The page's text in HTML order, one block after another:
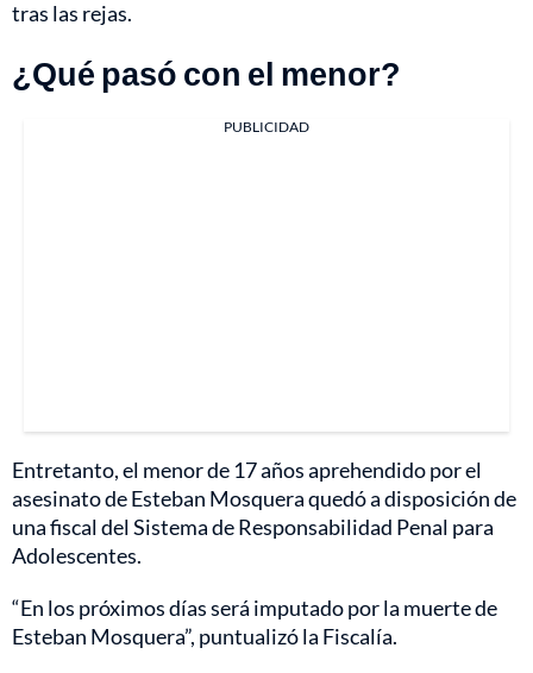
tras las rejas.
¿Qué pasó con el menor?
PUBLICIDAD
Entretanto, el menor de 17 años aprehendido por el
asesinato de Esteban Mosquera quedó a disposición de
una fiscal del Sistema de Responsabilidad Penal para
Adolescentes.
“En los próximos días será imputado por la muerte de
Esteban Mosquera”, puntualizó la Fiscalía.